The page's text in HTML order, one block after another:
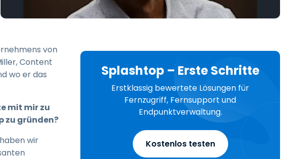
Alle Branchen entdecken
日本語
Splashtop – Erste Schritte
Erstklassig bewertete Lösungen für
Fernzugriff, Fernsupport und
Endpunktverwaltung.
Kostenlos testen
von
Content
wo er das
mit mir zu
zu gründen?
wir